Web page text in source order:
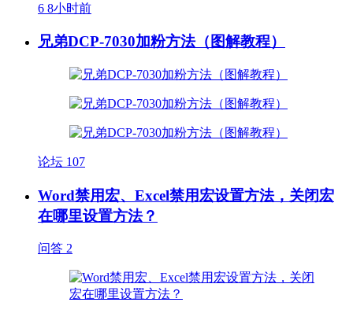
6 8小时前
兄弟DCP-7030加粉方法（图解教程）
论坛 107
Word禁用宏、Excel禁用宏设置方法，关闭宏
在哪里设置方法？
问答 2